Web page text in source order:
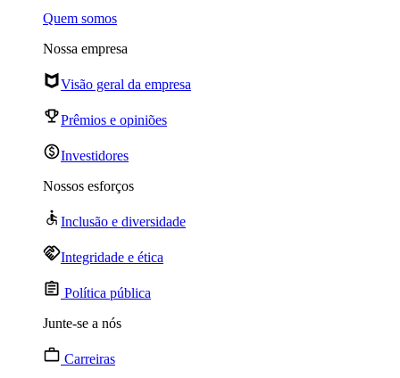
Quem somos
Nossa empresa
Visão geral da empresa
Prêmios e opiniões
Investidores
Nossos esforços
Inclusão e diversidade
Integridade e ética
Política pública
Junte-se a nós
Carreiras